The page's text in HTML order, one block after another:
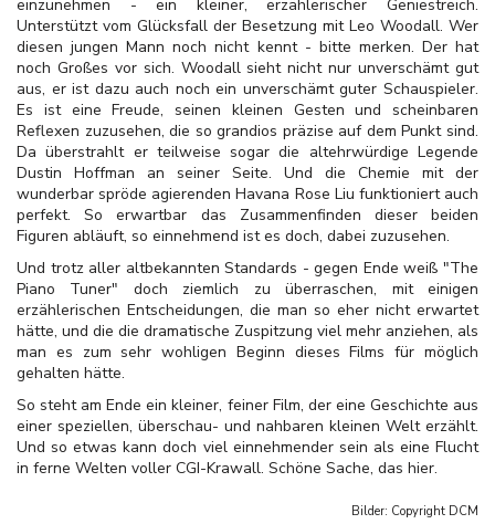
einzunehmen - ein kleiner, erzählerischer Geniestreich.
Unterstützt vom Glücksfall der Besetzung mit Leo Woodall. Wer
diesen jungen Mann noch nicht kennt - bitte merken. Der hat
noch Großes vor sich. Woodall sieht nicht nur unverschämt gut
aus, er ist dazu auch noch ein unverschämt guter Schauspieler.
Es ist eine Freude, seinen kleinen Gesten und scheinbaren
Reflexen zuzusehen, die so grandios präzise auf dem Punkt sind.
Da überstrahlt er teilweise sogar die altehrwürdige Legende
Dustin Hoffman an seiner Seite. Und die Chemie mit der
wunderbar spröde agierenden Havana Rose Liu funktioniert auch
perfekt. So erwartbar das Zusammenfinden dieser beiden
Figuren abläuft, so einnehmend ist es doch, dabei zuzusehen.
Und trotz aller altbekannten Standards - gegen Ende weiß "The
Piano Tuner" doch ziemlich zu überraschen, mit einigen
erzählerischen Entscheidungen, die man so eher nicht erwartet
hätte, und die die dramatische Zuspitzung viel mehr anziehen, als
man es zum sehr wohligen Beginn dieses Films für möglich
gehalten hätte.
So steht am Ende ein kleiner, feiner Film, der eine Geschichte aus
einer speziellen, überschau- und nahbaren kleinen Welt erzählt.
Und so etwas kann doch viel einnehmender sein als eine Flucht
in ferne Welten voller CGI-Krawall. Schöne Sache, das hier.
Bilder: Copyright DCM